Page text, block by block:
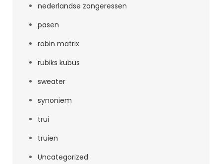
nederlandse zangeressen
pasen
robin matrix
rubiks kubus
sweater
synoniem
trui
truien
Uncategorized